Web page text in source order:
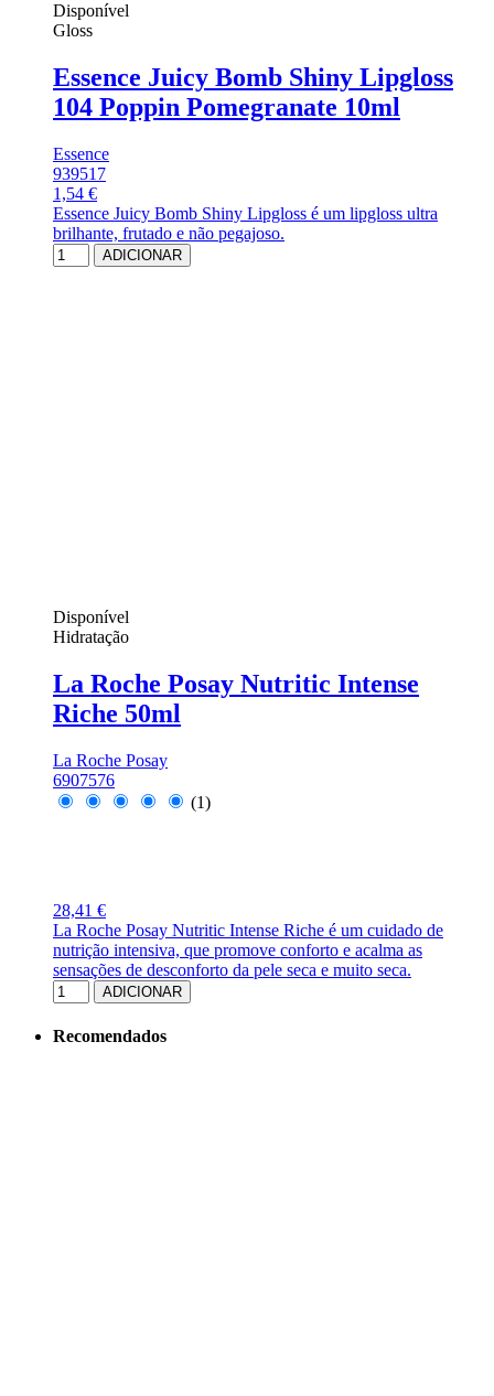
Disponível
Gloss
Essence Juicy Bomb Shiny Lipgloss
104 Poppin Pomegranate 10ml
Essence
939517
1,54 €
Essence Juicy Bomb Shiny Lipgloss é um lipgloss ultra
brilhante, frutado e não pegajoso.
ADICIONAR
Disponível
Hidratação
La Roche Posay Nutritic Intense
Riche 50ml
La Roche Posay
6907576
(1)
28,41 €
La Roche Posay Nutritic Intense Riche é um cuidado de
nutrição intensiva, que promove conforto e acalma as
sensações de desconforto da pele seca e muito seca.
ADICIONAR
Recomendados